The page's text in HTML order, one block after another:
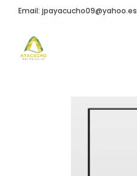
Email: jpayacucho09@yahoo.es